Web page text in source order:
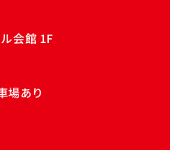
会館 1F
場あり